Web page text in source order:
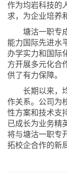
作为均岩科技的
求，为企业培养
塘沽一职专
能力国际先进水
办学实力和国际
方开展多元化合
供了有力保障。
长期以来，
作关系。公司为
性方案和技术支
已成长为业务精
将与塘沽一职专
拓校企合作的新